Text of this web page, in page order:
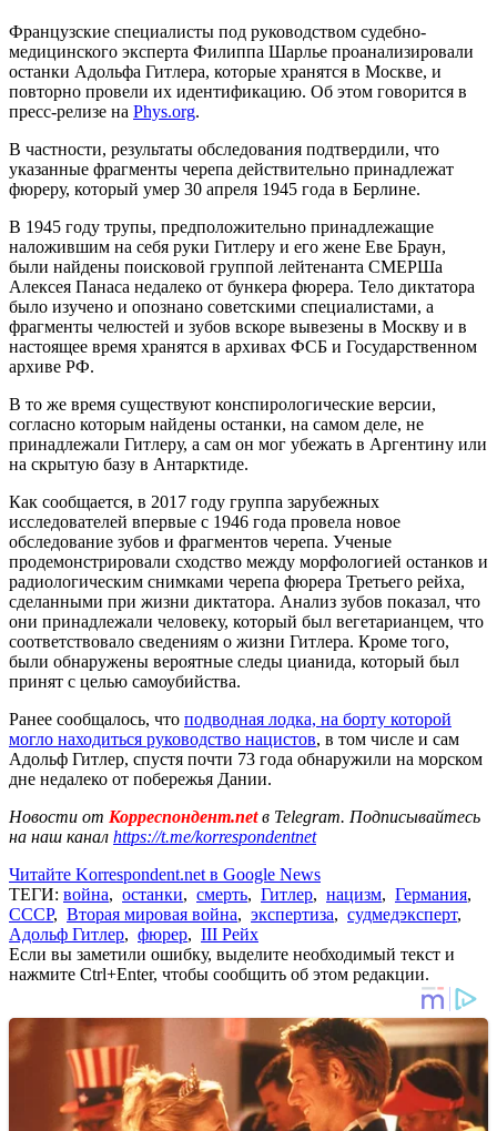
Французские специалисты под руководством судебно-
медицинского эксперта Филиппа Шарлье проанализировали
останки Адольфа Гитлера, которые хранятся в Москве, и
повторно провели их идентификацию. Об этом говорится в
пресс-релизе на Phys.org.
В частности, результаты обследования подтвердили, что
указанные фрагменты черепа действительно принадлежат
фюреру, который умер 30 апреля 1945 года в Берлине.
В 1945 году трупы, предположительно принадлежащие
наложившим на себя руки Гитлеру и его жене Еве Браун,
были найдены поисковой группой лейтенанта СМЕРШа
Алексея Панаса недалеко от бункера фюрера. Тело диктатора
было изучено и опознано советскими специалистами, а
фрагменты челюстей и зубов вскоре вывезены в Москву и в
настоящее время хранятся в архивах ФСБ и Государственном
архиве РФ.
В то же время существуют конспирологические версии,
согласно которым найдены останки, на самом деле, не
принадлежали Гитлеру, а сам он мог убежать в Аргентину или
на скрытую базу в Антарктиде.
Как сообщается, в 2017 году группа зарубежных
исследователей впервые с 1946 года провела новое
обследование зубов и фрагментов черепа. Ученые
продемонстрировали сходство между морфологией останков и
радиологическим снимками черепа фюрера Третьего рейха,
сделанными при жизни диктатора. Анализ зубов показал, что
они принадлежали человеку, который был вегетарианцем, что
соответствовало сведениям о жизни Гитлера. Кроме того,
были обнаружены вероятные следы цианида, который был
принят с целью самоубийства.
Ранее сообщалось, что подводная лодка, на борту которой
могло находиться руководство нацистов, в том числе и сам
Адольф Гитлер, спустя почти 73 года обнаружили на морском
дне недалеко от побережья Дании.
Новости от Корреспондент.netв Telegram. Подписывайтесь
на наш канал https://t.me/korrespondentnet
Читайте Korrespondent.net в Google News
ТЕГИ: война, останки, смерть, Гитлер, нацизм, Германия,
СССР, Вторая мировая война, экспертиза, судмедэксперт,
Адольф Гитлер, фюрер, III Рейх
Если вы заметили ошибку, выделите необходимый текст и
нажмите Ctrl+Enter, чтобы сообщить об этом редакции.